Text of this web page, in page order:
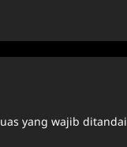
yang wajib ditandai